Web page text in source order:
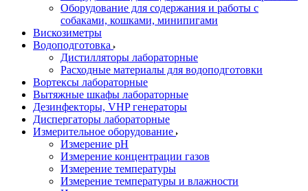
Оборудование для содержания и работы с
собаками, кошками, минипигами
Вискозиметры
Водоподготовка
Дистилляторы лабораторные
Расходные материалы для водоподготовки
Вортексы лабораторные
Вытяжные шкафы лабораторные
Дезинфекторы, VHP генераторы
Диспергаторы лабораторные
Измерительное оборудование
Измерение pH
Измерение концентрации газов
Измерение температуры
Измерение температуры и влажности